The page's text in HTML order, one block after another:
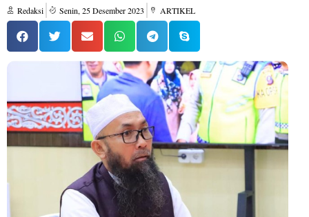
Redaksi Senin, 25 Desember 2023 ARTIKEL